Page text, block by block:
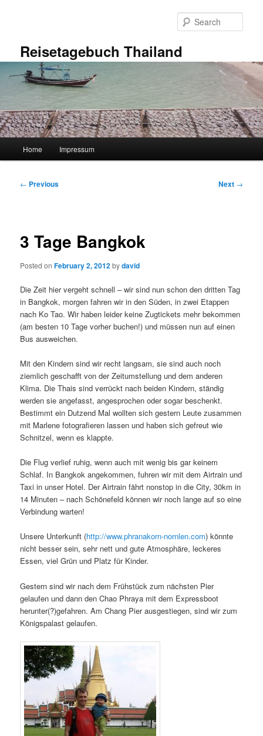
Reisetagebuch Thailand
Home Impressum
Post
← Previous Next →
3 Tage Bangkok
Posted onFebruary 2, 2012bydavid
Die Zeit hier vergeht schnell – wir sind nun schon den dritten Tag
in Bangkok, morgen fahren wir in den Süden, in zwei Etappen
nach Ko Tao. Wir haben leider keine Zugtickets mehr bekommen
(am besten 10 Tage vorher buchen!) und müssen nun auf einen
Bus ausweichen.
Mit den Kindern sind wir recht langsam, sie sind auch noch
ziemlich geschafft von der Zeitumstellung und dem anderen
Klima. Die Thais sind verrückt nach beiden Kindern, ständig
werden sie angefasst, angesprochen oder sogar beschenkt.
Bestimmt ein Dutzend Mal wollten sich gestern Leute zusammen
mit Marlene fotografieren lassen und haben sich gefreut wie
Schnitzel, wenn es klappte.
Die Flug verlief ruhig, wenn auch mit wenig bis gar keinem
Schlaf. In Bangkok angekommen, fuhren wir mit dem Airtrain und
Taxi in unser Hotel. Der Airtrain fährt nonstop in die City, 30km in
14 Minuten – nach Schönefeld können wir noch lange auf so eine
Verbindung warten!
Unsere Unterkunft (http://www.phranakorn-nornlen.com) könnte
nicht besser sein, sehr nett und gute Atmosphäre, leckeres
Essen, viel Grün und Platz für Kinder.
Gestern sind wir nach dem Frühstück zum nächsten Pier
gelaufen und dann den Chao Phraya mit dem Expressboot
herunter(?)gefahren. Am Chang Pier ausgestiegen, sind wir zum
Königspalast gelaufen.